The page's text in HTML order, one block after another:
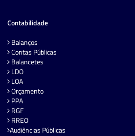
Contabilidade
Balanços
Contas Públicas
Balancetes
LDO
LOA
Orçamento
PPA
RGF
RREO
Audiências Públicas